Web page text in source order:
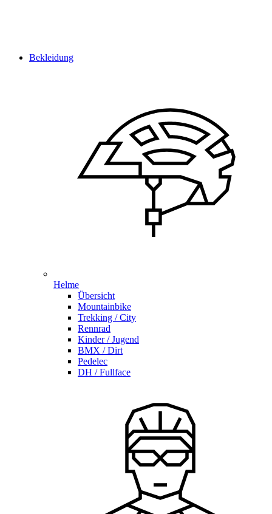
Bekleidung
Helme
Übersicht
Mountainbike
Trekking / City
Rennrad
Kinder / Jugend
BMX / Dirt
Pedelec
DH / Fullface